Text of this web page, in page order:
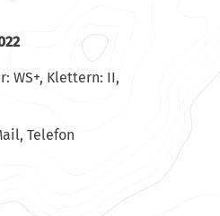
WS+, Klettern: II,
Telefon